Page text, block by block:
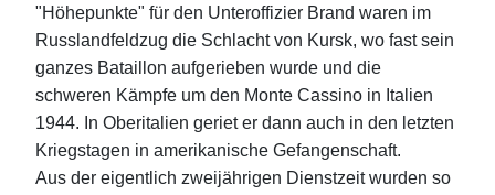
"Höhepunkte" für den Unteroffizier Brand waren im
Russlandfeldzug die Schlacht von Kursk, wo fast sein
ganzes Bataillon aufgerieben wurde und die
schweren Kämpfe um den Monte Cassino in Italien
1944. In Oberitalien geriet er dann auch in den letzten
Kriegstagen in amerikanische Gefangenschaft.
Aus der eigentlich zweijährigen Dienstzeit wurden so